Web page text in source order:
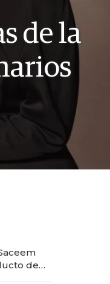
de la
de